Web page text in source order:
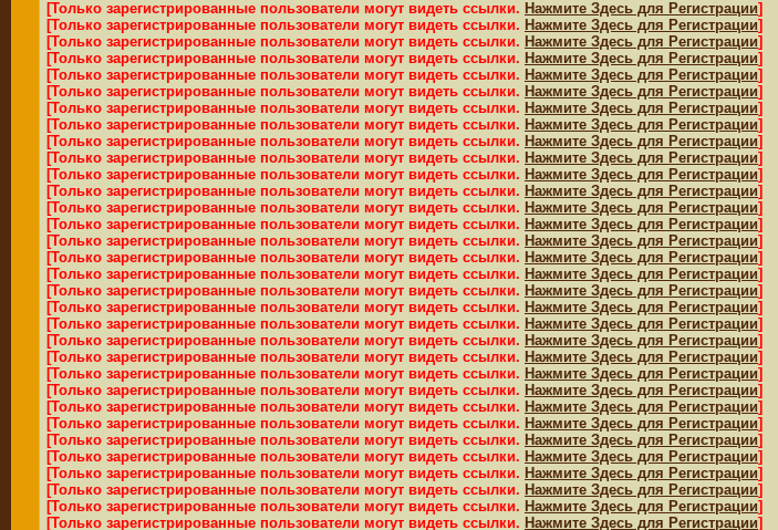
[Только зарегистрированные пользователи могут видеть ссылки. Нажмите Здесь для Регистрации]
[Только зарегистрированные пользователи могут видеть ссылки. Нажмите Здесь для Регистрации]
[Только зарегистрированные пользователи могут видеть ссылки. Нажмите Здесь для Регистрации]
[Только зарегистрированные пользователи могут видеть ссылки. Нажмите Здесь для Регистрации]
[Только зарегистрированные пользователи могут видеть ссылки. Нажмите Здесь для Регистрации]
[Только зарегистрированные пользователи могут видеть ссылки. Нажмите Здесь для Регистрации]
[Только зарегистрированные пользователи могут видеть ссылки. Нажмите Здесь для Регистрации]
[Только зарегистрированные пользователи могут видеть ссылки. Нажмите Здесь для Регистрации]
[Только зарегистрированные пользователи могут видеть ссылки. Нажмите Здесь для Регистрации]
[Только зарегистрированные пользователи могут видеть ссылки. Нажмите Здесь для Регистрации]
[Только зарегистрированные пользователи могут видеть ссылки. Нажмите Здесь для Регистрации]
[Только зарегистрированные пользователи могут видеть ссылки. Нажмите Здесь для Регистрации]
[Только зарегистрированные пользователи могут видеть ссылки. Нажмите Здесь для Регистрации]
[Только зарегистрированные пользователи могут видеть ссылки. Нажмите Здесь для Регистрации]
[Только зарегистрированные пользователи могут видеть ссылки. Нажмите Здесь для Регистрации]
[Только зарегистрированные пользователи могут видеть ссылки. Нажмите Здесь для Регистрации]
[Только зарегистрированные пользователи могут видеть ссылки. Нажмите Здесь для Регистрации]
[Только зарегистрированные пользователи могут видеть ссылки. Нажмите Здесь для Регистрации]
[Только зарегистрированные пользователи могут видеть ссылки. Нажмите Здесь для Регистрации]
[Только зарегистрированные пользователи могут видеть ссылки. Нажмите Здесь для Регистрации]
[Только зарегистрированные пользователи могут видеть ссылки. Нажмите Здесь для Регистрации]
[Только зарегистрированные пользователи могут видеть ссылки. Нажмите Здесь для Регистрации]
[Только зарегистрированные пользователи могут видеть ссылки. Нажмите Здесь для Регистрации]
[Только зарегистрированные пользователи могут видеть ссылки. Нажмите Здесь для Регистрации]
[Только зарегистрированные пользователи могут видеть ссылки. Нажмите Здесь для Регистрации]
[Только зарегистрированные пользователи могут видеть ссылки. Нажмите Здесь для Регистрации]
[Только зарегистрированные пользователи могут видеть ссылки. Нажмите Здесь для Регистрации]
[Только зарегистрированные пользователи могут видеть ссылки. Нажмите Здесь для Регистрации]
[Только зарегистрированные пользователи могут видеть ссылки. Нажмите Здесь для Регистрации]
[Только зарегистрированные пользователи могут видеть ссылки. Нажмите Здесь для Регистрации]
[Только зарегистрированные пользователи могут видеть ссылки. Нажмите Здесь для Регистрации]
[Только зарегистрированные пользователи могут видеть ссылки. Нажмите Здесь для Регистрации]